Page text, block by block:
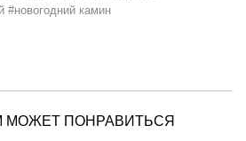
#новогодний камин
МОЖЕТ ПОНРАВИТЬСЯ